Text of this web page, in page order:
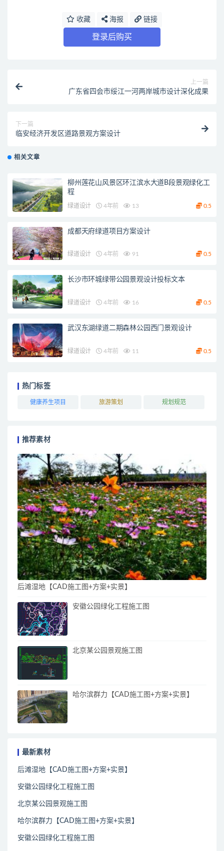
收藏 海报 链接
登录后购买
上一篇
广东省四会市绥江一河两岸城市设计深化成果
下一篇
临安经济开发区道路景观方案设计
相关文章
柳州莲花山风景区环江滨水大道B段景观绿化工
程
绿道设计 4年前 13 0.5
成都天府绿道项目方案设计
绿道设计 4年前 91 0.5
长沙市环城绿带公园景观设计投标文本
绿道设计 4年前 16 0.5
武汉东湖绿道二期森林公园西门景观设计
绿道设计 4年前 11 0.5
热门标签
健康养生项目 旅游策划 规划规范
推荐素材
后滩湿地【CAD施工图+方案+实景】
安徽公园绿化工程施工图
北京某公园景观施工图
哈尔滨群力【CAD施工图+方案+实景】
最新素材
后滩湿地【CAD施工图+方案+实景】
安徽公园绿化工程施工图
北京某公园景观施工图
哈尔滨群力【CAD施工图+方案+实景】
安徽公园绿化工程施工图